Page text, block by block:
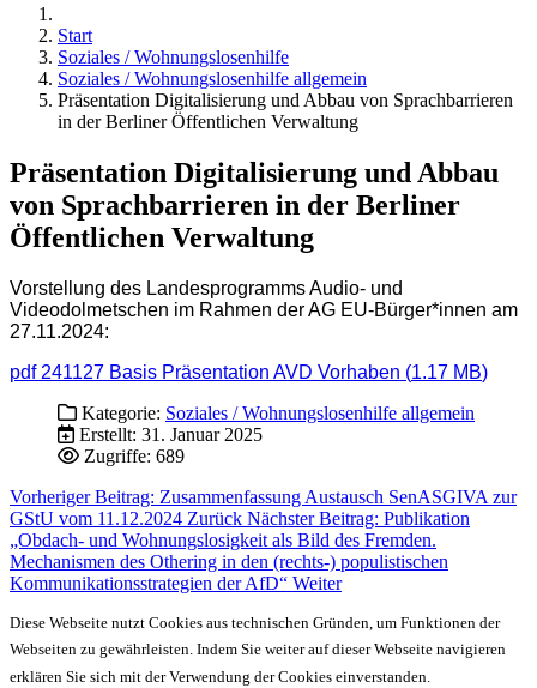
Start
Soziales / Wohnungslosenhilfe
Soziales / Wohnungslosenhilfe allgemein
Präsentation Digitalisierung und Abbau von Sprachbarrieren
in der Berliner Öffentlichen Verwaltung
Präsentation Digitalisierung und Abbau
von Sprachbarrieren in der Berliner
Öffentlichen Verwaltung
Vorstellung des Landesprogramms Audio- und
Videodolmetschen im Rahmen der AG EU-Bürger*innen am
27.11.2024:
pdf241127 Basis Präsentation AVD Vorhaben (1.17 MB)
Kategorie: Soziales / Wohnungslosenhilfe allgemein
Erstellt: 31. Januar 2025
Zugriffe: 689
Vorheriger Beitrag: Zusammenfassung Austausch SenASGIVA zur
GStU vom 11.12.2024 Zurück Nächster Beitrag: Publikation
„Obdach- und Wohnungslosigkeit als Bild des Fremden.
Mechanismen des Othering in den (rechts-) populistischen
Kommunikationsstrategien der AfD“ Weiter
Diese Webseite nutzt Cookies aus technischen Gründen, um Funktionen der
Webseiten zu gewährleisten. Indem Sie weiter auf dieser Webseite navigieren
erklären Sie sich mit der Verwendung der Cookies einverstanden.